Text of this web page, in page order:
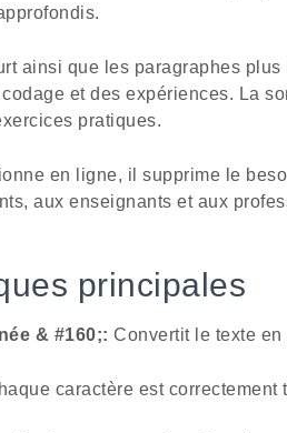
ainsi que les paragraphes
et des expériences. La
pratiques.
en ligne, il supprime le
aux enseignants et aux
principales
& #160;: Convertit le texte
caractère est correctement